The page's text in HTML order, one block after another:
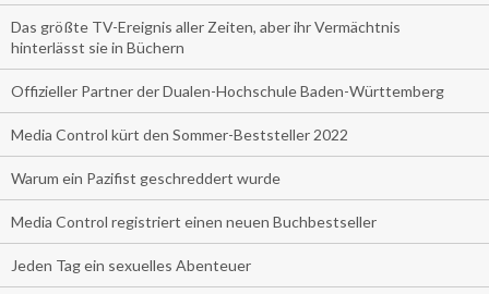
Das größte TV-Ereignis aller Zeiten, aber ihr Vermächtnis
hinterlässt sie in Büchern
Offizieller Partner der Dualen-Hochschule Baden-Württemberg
Media Control kürt den Sommer-Beststeller 2022
Warum ein Pazifist geschreddert wurde
Media Control registriert einen neuen Buchbestseller
Jeden Tag ein sexuelles Abenteuer